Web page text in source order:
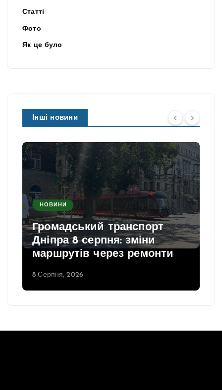
Статті
Фото
Як це було
Інші новини
НОВИНИ
Громадський транспорт
Дніпра 8 серпня: зміни
маршрутів через ремонти
8 Серпня, 2026